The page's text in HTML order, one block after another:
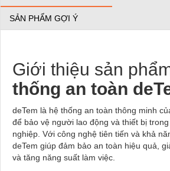
SẢN PHẨM GỢI Ý
Giới thiệu sản
thống an toàn
deTem là hệ thống an toàn thông minh
để bảo vệ người lao động và thiết bị
nghiệp. Với công nghệ tiên tiến và khả
deTem giúp đảm bảo an toàn hiệu quả,
và tăng năng suất làm việc.